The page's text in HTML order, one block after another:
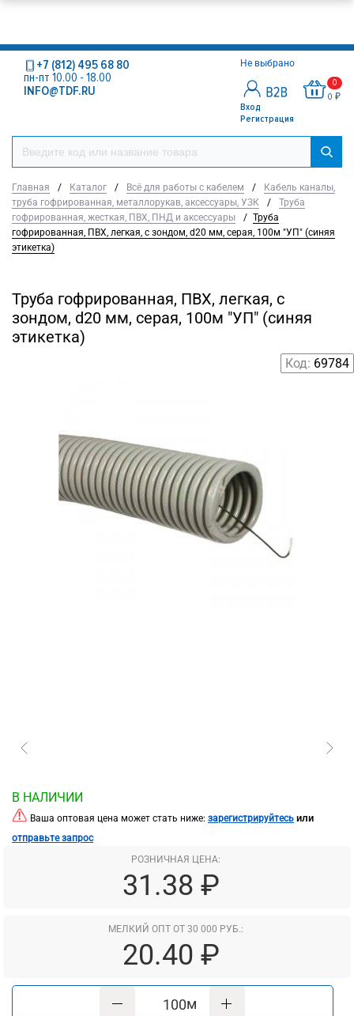
Не выбрано
Вход
Регистрация
0
0 ₽
+7 (812) 495 68 80
пн-пт 10.00 - 18.00
INFO@TDF.RU
Главная / Каталог / Всё для работы с кабелем /
Кабель каналы,
труба гофрированная, металлорукав, аксессуары, УЗК
/
Труба
гофрированная, жесткая, ПВХ, ПНД и аксессуары
/ Труба
гофрированная, ПВХ, легкая, с зондом, d20 мм, серая, 100м "УП" (синяя
этикетка)
Труба гофрированная, ПВХ, легкая, с
зондом, d20 мм, серая, 100м "УП" (синяя
этикетка)
Код: 69784
В НАЛИЧИИ
Ваша оптовая цена может стать ниже: зарегистрируйтесь или
отправьте запрос
РОЗНИЧНАЯ ЦЕНА:
31.38 ₽
МЕЛКИЙ ОПТ ОТ 30 000 РУБ.:
20.40 ₽
м